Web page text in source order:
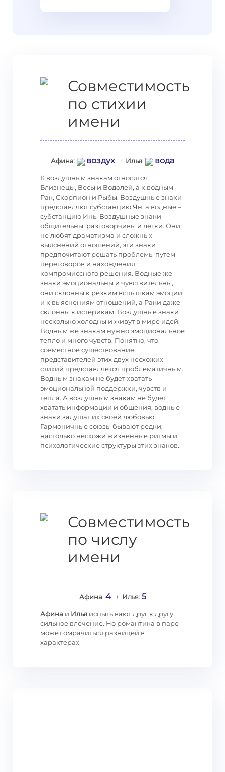
Совместимость
по стихии
имени
Афина: воздух+ Илья: вода
К воздушным знакам относятся
Близнецы, Весы и Водолей, а к водным –
Рак, Скорпион и Рыбы. Воздушные знаки
представляют субстанцию Ян, а водные –
субстанцию Инь. Воздушные знаки
общительны, разговорчивы и легки. Они
не любят драматизма и сложных
выяснений отношений, эти знаки
предпочитают решать проблемы путем
переговоров и нахождения
компромиссного решения. Водные же
знаки эмоциональны и чувствительны,
они склонны к резким вспышкам эмоции
и к выяснениям отношений, а Раки даже
склонны к истерикам. Воздушные знаки
несколько холодны и живут в мире идей.
Водным же знакам нужно эмоциональное
тепло и много чувств. Понятно, что
совместное существование
представителей этих двух несхожих
стихий представляется проблематичным.
Водным знакам не будет хватать
эмоциональной поддержки, чувств и
тепла. А воздушным знакам не будет
хватать информации и общения, водные
знаки задушат их своей любовью.
Гармоничные союзы бывают редки,
настолько несхожи жизненные ритмы и
психологические структуры этих знаков.
Совместимость
по числу
имени
Афина: 4+ Илья: 5
Афина и Илья испытывают друг к другу
сильное влечение. Но романтика в паре
может омрачиться разницей в
характерах